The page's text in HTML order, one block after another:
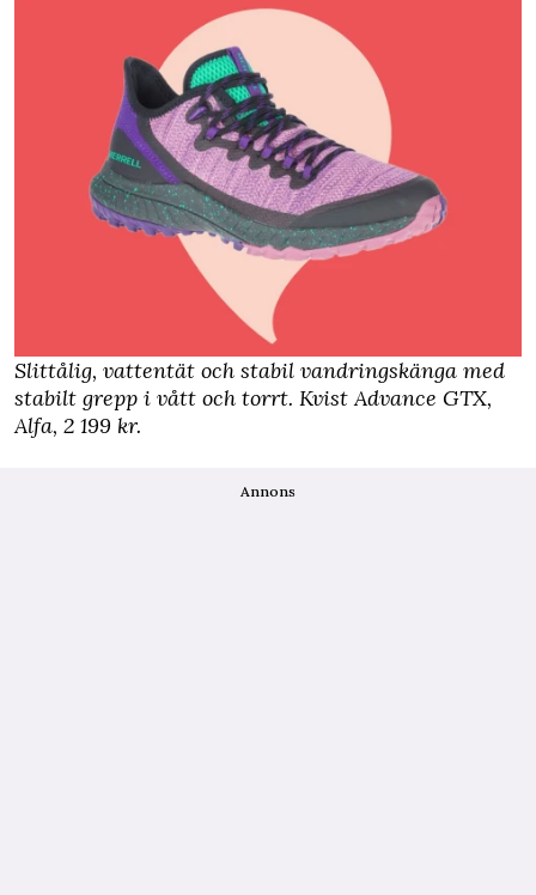
Slittålig, vattentät och stabil vandringskänga med
stabilt grepp i vått och torrt. Kvist Advance GTX,
Alfa, 2 199 kr.
Annons